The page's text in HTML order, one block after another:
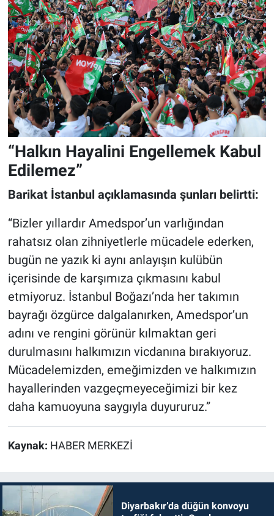
“Halkın Hayalini Engellemek Kabul
Edilemez”
Barikat İstanbul açıklamasında şunları belirtti:
“Bizler yıllardır Amedspor’un varlığından
rahatsız olan zihniyetlerle mücadele ederken,
bugün ne yazık ki aynı anlayışın kulübün
içerisinde de karşımıza çıkmasını kabul
etmiyoruz. İstanbul Boğazı’nda her takımın
bayrağı özgürce dalgalanırken, Amedspor’un
adını ve rengini görünür kılmaktan geri
durulmasını halkımızın vicdanına bırakıyoruz.
Mücadelemizden, emeğimizden ve halkımızın
hayallerinden vazgeçmeyeceğimizi bir kez
daha kamuoyuna saygıyla duyururuz.”
Kaynak: HABER MERKEZİ
Diyarbakır’da düğün konvoyu